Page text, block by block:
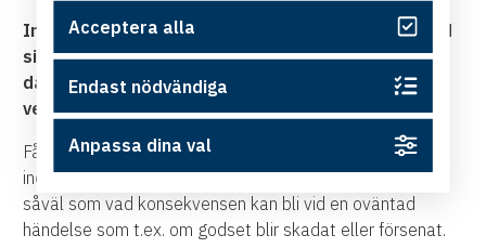
Incoterms®2010 kommer att fortsätta att leva vid
sidan av den nya versionen, Incoterms®2020, och
då blir det extra viktigt att förstå hur de båda
versionerna skiljer sig från varandra.
Få en förståelse för leveransvillkorens direkta och
indirekta koppling mellan leverans- och betalningsvillkor,
såväl som vad konsekvensen kan bli vid en oväntad
händelse som t.ex. om godset blir skadat eller försenat.
Acceptera alla
Endast nödvändiga
Anpassa dina val